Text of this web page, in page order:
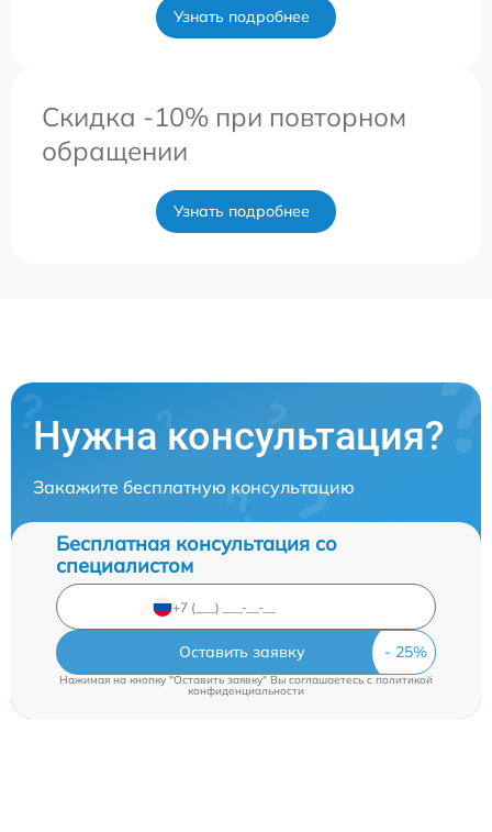
Узнать подробнее
Скидка -10% при повторном
обращении
Узнать подробнее
Нужна консультация?
Закажите бесплатную консультацию
Бесплатная консультация со
специалистом
Оставить заявку
Нажимая на кнопку "Оставить заявку" Вы соглашаетесь c политикой
конфиденциальности